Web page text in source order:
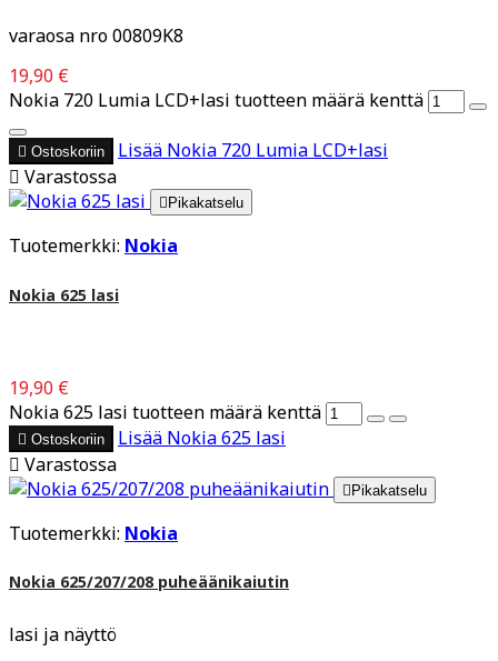
varaosa nro 00809K8
19,90 €
Nokia 720 Lumia LCD+lasi tuotteen määrä kenttä
 Ostoskoriin Lisää Nokia 720 Lumia LCD+lasi
 Varastossa
 Pikakatselu
Tuotemerkki: Nokia
Nokia 625 lasi
19,90 €
Nokia 625 lasi tuotteen määrä kenttä
 Ostoskoriin Lisää Nokia 625 lasi
 Varastossa
 Pikakatselu
Tuotemerkki: Nokia
Nokia 625/207/208 puheäänikaiutin
lasi ja näyttö